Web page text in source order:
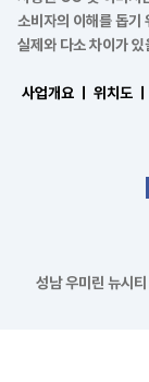
소비자의 이해를 돕기
실제와 다소 차이가
사업개요 ㅣ 위치도 ㅣ
성남 우미린 뉴